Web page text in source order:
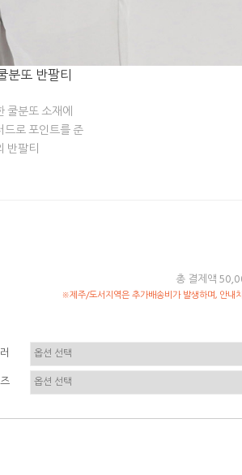
분또 반팔티
쿨분또 소재에
로 포인트를 준
반팔티
총 결제액
※제주/도서지역은 추가배송비가 발생하며, 안내